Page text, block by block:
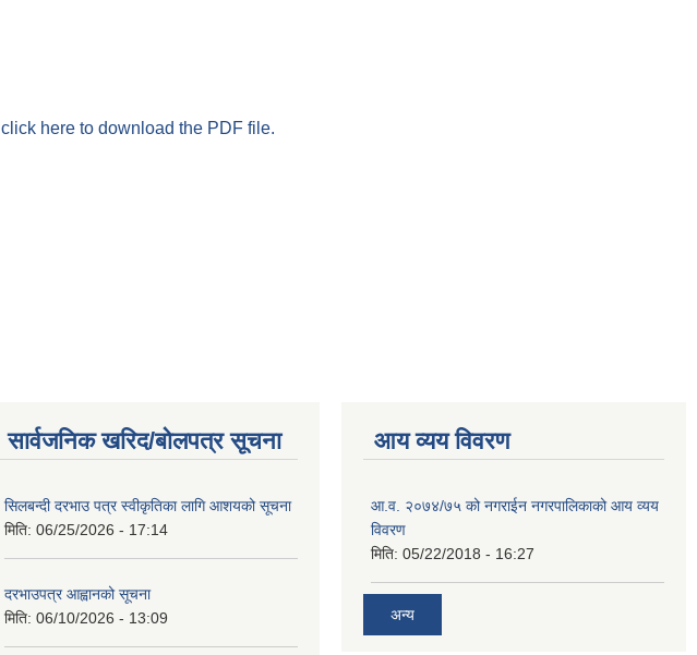
click here to download the PDF file.
सार्वजनिक खरिद/बोलपत्र सूचना
सिलबन्दी दरभाउ पत्र स्वीकृतिका लागि आशयको सूचना
मिति: 06/25/2026 - 17:14
दरभाउपत्र आह्वानको सूचना
मिति: 06/10/2026 - 13:09
आय व्यय विवरण
आ.व. २०७४/७५ को नगराईन नगरपालिकाको आय व्यय
विवरण
मिति: 05/22/2018 - 16:27
अन्य